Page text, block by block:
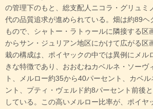
の管理下のもと、総支配人ニコラ・グリュミ
代の品質追求が進められている。畑は約89ヘ
もので、シャトー・ラトゥールに隣接する区
からサン・ジュリアン地区にかけて広がる区
栽の構成は、ポイヤックの中では異例にメル
きな特徴であり、おおむねカベルネ・ソーヴ
ト、メルロー約35から40パーセント、カベ
ント、プティ・ヴェルド約8パーセント前後
している。この高いメルロー比率が、ポイヤ